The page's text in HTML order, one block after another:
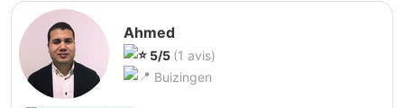
Ahmed
5/5 (1 avis)
Buizingen